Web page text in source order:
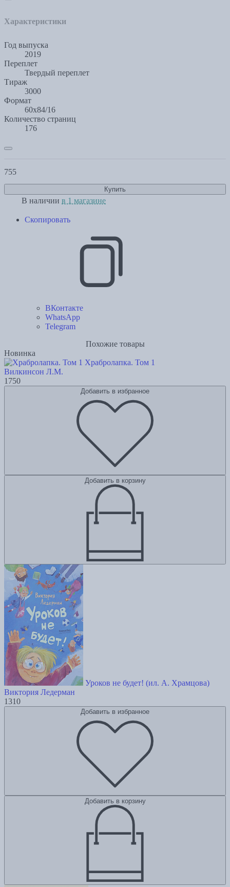
Характеристики
Год выпуска
2019
Переплет
Твердый переплет
Тираж
3000
Формат
60х84/16
Количество страниц
176
755
Купить
В наличии в 1 магазине
Скопировать
ВКонтакте
WhatsApp
Telegram
Похожие товары
Новинка
Храбролапка. Том 1
Вилкинсон Л.М.
1750
Добавить в избранное
Добавить в корзину
Уроков не будет! (ил. А. Храмцова)
Виктория Ледерман
1310
Добавить в избранное
Добавить в корзину